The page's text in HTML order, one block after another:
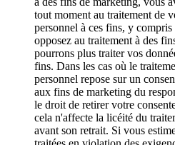
tout moment au traitement de
personnel à ces fins, y
opposez au traitement à des
pourrons plus traiter vos
fins. Dans les cas où le
personnel repose sur un
aux fins de marketing du
le droit de retirer votre
cela n'affecte la licéité du
avant son retrait. Si vous